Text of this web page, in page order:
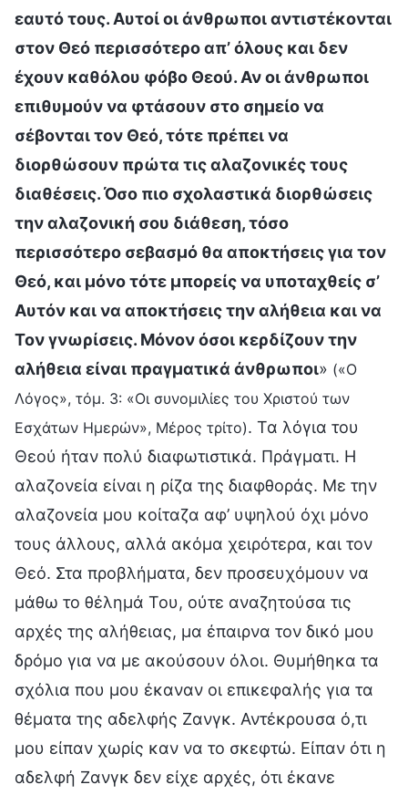
εαυτό τους. Αυτοί οι άνθρωποι αντιστέκονται
στον Θεό περισσότερο απ’ όλους και δεν
έχουν καθόλου φόβο Θεού. Αν οι άνθρωποι
επιθυμούν να φτάσουν στο σημείο να
σέβονται τον Θεό, τότε πρέπει να
διορθώσουν πρώτα τις αλαζονικές τους
διαθέσεις. Όσο πιο σχολαστικά διορθώσεις
την αλαζονική σου διάθεση, τόσο
περισσότερο σεβασμό θα αποκτήσεις για τον
Θεό, και μόνο τότε μπορείς να υποταχθείς σ’
Αυτόν και να αποκτήσεις την αλήθεια και να
Τον γνωρίσεις. Μόνον όσοι κερδίζουν την
αλήθεια είναι πραγματικά άνθρωποι» («Ο
Λόγος», τόμ. 3: «Οι συνομιλίες του Χριστού των
Εσχάτων Ημερών», Μέρος τρίτο). Τα λόγια του
Θεού ήταν πολύ διαφωτιστικά. Πράγματι. Η
αλαζονεία είναι η ρίζα της διαφθοράς. Με την
αλαζονεία μου κοίταζα αφ’ υψηλού όχι μόνο
τους άλλους, αλλά ακόμα χειρότερα, και τον
Θεό. Στα προβλήματα, δεν προσευχόμουν να
μάθω το θέλημά Του, ούτε αναζητούσα τις
αρχές της αλήθειας, μα έπαιρνα τον δικό μου
δρόμο για να με ακούσουν όλοι. Θυμήθηκα τα
σχόλια που μου έκαναν οι επικεφαλής για τα
θέματα της αδελφής Ζανγκ. Αντέκρουσα ό,τι
μου είπαν χωρίς καν να το σκεφτώ. Είπαν ότι η
αδελφή Ζανγκ δεν είχε αρχές, ότι έκανε